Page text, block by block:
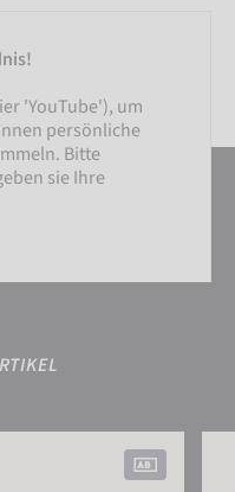
'YouTube'), um
persönliche
Bitte
sie Ihre